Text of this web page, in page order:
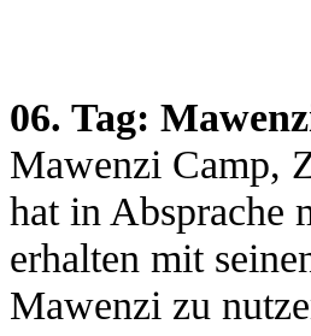
06. Tag:
Mawenzi Camp,
hat in Absprache
erhalten mit
Mawenzi zu